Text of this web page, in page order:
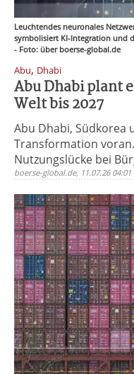
Leuchtendes neuronales
symbolisiert KI-Integration und
- Foto: über boerse-global.de
Abu, Dhabi
Abu Dhabi plant
Welt bis 2027
Abu Dhabi, Südkorea
Transformation
Nutzungslücke bei
boerse-global.de, 11.07.26